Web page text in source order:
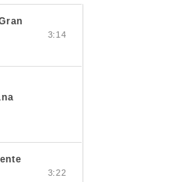
3:14
3:22